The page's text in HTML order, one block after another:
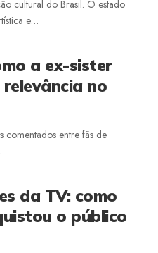
cultural do Brasil. O estado
e…
a ex-sister
no
comentados entre fãs de
da TV: como
o público